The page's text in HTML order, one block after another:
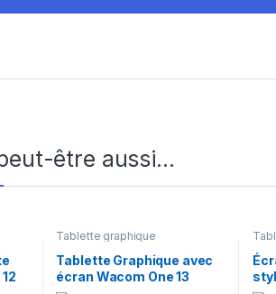
être aussi…
Tablette graphique
Tablette Graphique avec
écran Wacom One 13